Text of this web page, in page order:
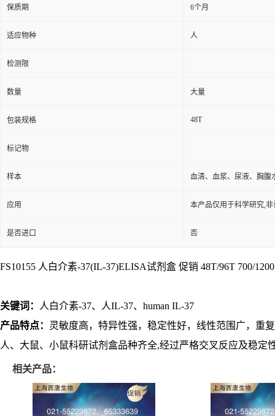
保质期 6个月
适应物种 人
检测限
数量 大量
包装规格 48T
标记物
样本 血清、血浆、尿液、胸腹
应用 本产品仅用于科学研究,
是否进口 否
FS10155 人白介素-37(IL-37)ELISA试剂盒 促销 48T/96T 700/1200
关键词：
人白介素-37、人IL-37、human IL-37
产品特点： 灵敏度高，特异性强，稳定性好，线性范围广，重
人、大鼠、小鼠科研试剂盒品种齐全,经过严格交叉反应及稳
相关产品：